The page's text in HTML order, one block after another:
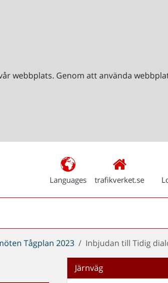
webbplats. Genom att använda
Languages trafikverket.se
Tågplan 2023 Inbjudan till Tidig
Järnväg